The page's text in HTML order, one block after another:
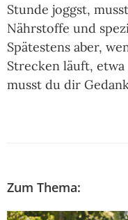
Stunde joggst,
Nährstoffe und
Spätestens aber,
Strecken läuft,
musst du dir
Zum Thema: